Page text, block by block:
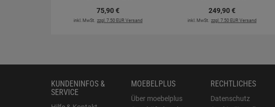
75,90€
inkl. MwSt. zzgl. 7.50 EUR Versand
249,90€
inkl. MwSt. zzgl. 7.50 EUR Versand
KUNDENINFOS &
SERVICE
MOEBELPLUS
Über moebelplus
RECHTLICHES
Datenschutz